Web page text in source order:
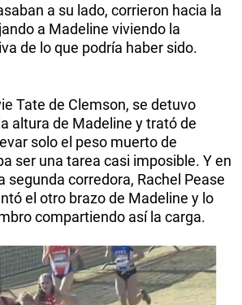
a su lado, corrieron hacia la
a Madeline viviendo la
de lo que podría haber sido.
Tate de Clemson, se detuvo
altura de Madeline y trató de
solo el peso muerto de
ser una tarea casi imposible. Y en
segunda corredora, Rachel Pease
el otro brazo de Madeline y lo
compartiendo así la carga.